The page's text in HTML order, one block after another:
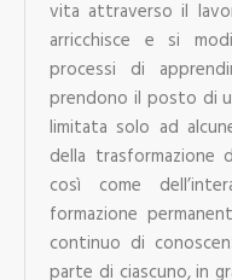
vita attraverso il
arricchisce e si
processi di
prendono il posto di
limitata solo ad
della trasformazione
così come
formazione
continuo di
parte di ciascuno, in